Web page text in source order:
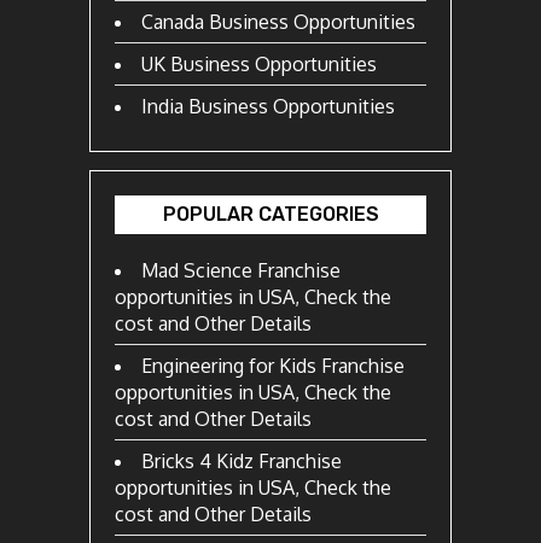
Canada Business Opportunities
UK Business Opportunities
India Business Opportunities
POPULAR CATEGORIES
Mad Science Franchise
opportunities in USA, Check the
cost and Other Details
Engineering for Kids Franchise
opportunities in USA, Check the
cost and Other Details
Bricks 4 Kidz Franchise
opportunities in USA, Check the
cost and Other Details